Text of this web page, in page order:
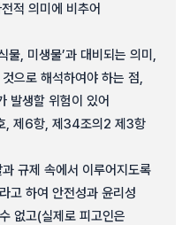
적 의미에 비추어
물, 미생물’과 대비되는 의미,
으로 해석하여야 하는 점,
발생할 위험이 있어
, 제6항, 제34조의2 제3항
규제 속에서 이루어지도록
고 하여 안전성과 윤리성
없고(실제로 피고인은